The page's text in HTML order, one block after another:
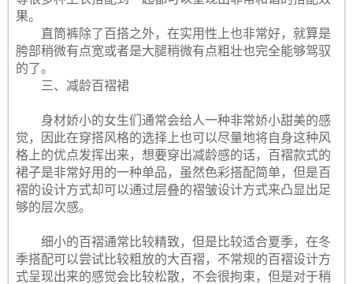
果。
直筒裤除了百搭之外，在实用性上也非常好，就算是
胯部稍微有点宽或者是大腿稍微有点粗壮也完全能够驾驭
的了。
三、减龄百褶裙
身材娇小的女生们通常会给人一种非常娇小甜美的感
觉，因此在穿搭风格的选择上也可以尽量地将自身这种风
格上的优点发挥出来，想要穿出减龄感的话，百褶款式的
裙子是非常好用的一种单品，虽然色彩搭配简单，但是百
褶的设计方式却可以通过层叠的褶皱设计方式来凸显出足
够的层次感。
细小的百褶通常比较精致，但是比较适合夏季，在冬
季搭配可以尝试比较粗放的大百褶，不常规的百褶设计方
式呈现出来的感觉会比较松散，不会很拘束，但是对于稍